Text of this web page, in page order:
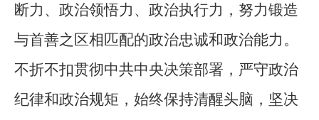
断力、政治领悟力、政治执行力，努力锻造
与首善之区相匹配的政治忠诚和政治能力。
不折不扣贯彻中共中央决策部署，严守政治
纪律和政治规矩，始终保持清醒头脑，坚决